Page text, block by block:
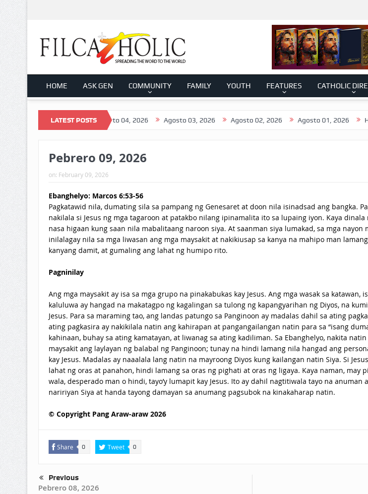
HOME ASK GEN COMMUNITY FAMILY YOUTH FEATURES CATHOLIC
LATEST POSTS
Agosto 05, 2026 Agosto 04, 2026 Agosto 03, 2026 Agosto 02, 2026 Agosto 01, 2026 Hulyo
Pebrero 09, 2026
on: February 09, 2026
Ebanghelyo: Marcos 6:53-56
Pagkatawid nila, dumating sila sa pampang ng Genesaret at doon nila isinadsad ang bangka.
nakilala si Jesus ng mga tagaroon at patakbo nilang ipinamalita ito sa lupaing iyon. Kaya dinala
nasa higaan kung saan nila mabalitaang naroon siya. At saanman siya lumakad, sa mga nayon
inilalagay nila sa mga liwasan ang mga maysakit at nakikiusap sa kanya na mahipo man
kanyang damit, at gumaling ang lahat ng humipo rito.
Pagninilay
Ang mga maysakit ay isa sa mga grupo na pinakabukas kay Jesus. Ang mga wasak sa katawan,
kaluluwa ay hangad na makatagpo ng kagalingan sa tulong ng kapangyarihan ng Diyos, na
Jesus. Para sa maraming tao, ang landas patungo sa Panginoon ay madalas dahil sa ating
ating pagkasira ay nakikilala natin ang kahirapan at pangangailangan natin para sa “isang
kahinaan, buhay sa ating kamatayan, at liwanag sa ating kadiliman. Sa Ebanghelyo, nakita
maysakit ang laylayan ng balabal ng Panginoon; tunay na hindi lamang nila hangad ang
kay Jesus. Madalas ay naaalala lang natin na mayroong Diyos kung kailangan natin Siya. Si
lahat ng oras at panahon, hindi lamang sa oras ng pighati at oras ng ligaya. Kaya naman, may
wala, desperado man o hindi, tayo’y lumapit kay Jesus. Ito ay dahil nagtitiwala tayo na anuman
naririyan Siya at handa tayong damayan sa anumang pagsubok na kinakaharap natin.
© Copyright Pang Araw-araw 2026
Share 0 Tweet 0
Previous
Pebrero 08, 2026